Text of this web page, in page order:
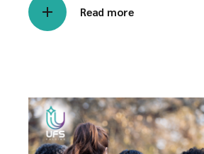
Read more